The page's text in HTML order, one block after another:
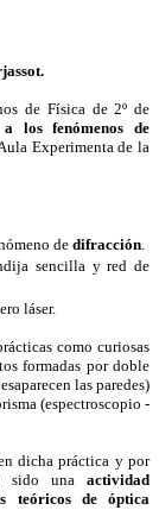
de Física de 2º de
los fenómenos de
Experimenta de la
de difracción.
sencilla y red de
láser.
como curiosas
formadas por doble
las paredes)
(espectroscopio -
dicha práctica y por
sido una actividad
teóricos de óptica